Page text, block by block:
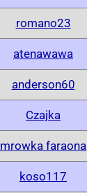
romano23
atenawawa
anderson60
Czajka
mrowka faraona
koso117